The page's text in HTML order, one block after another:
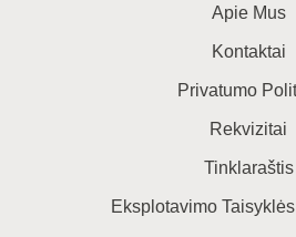
Apie Mus
Kontaktai
Privatumo
Rekvizitai
Tinklaraštis
Eksplotavimo